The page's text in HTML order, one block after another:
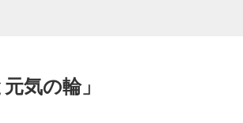
気の輪」